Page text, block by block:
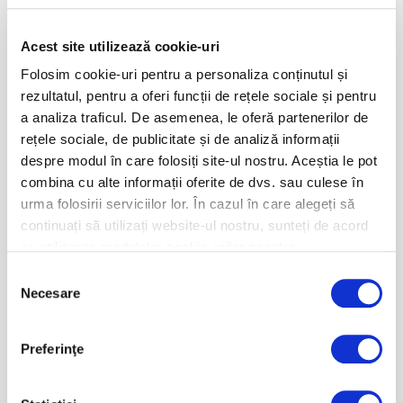
Acest site utilizează cookie-uri
Folosim cookie-uri pentru a personaliza conținutul și
rezultatul, pentru a oferi funcții de rețele sociale și pentru
a analiza traficul. De asemenea, le oferă partenerilor de
rețele sociale, de publicitate și de analiză informații
despre modul în care folosiți site-ul nostru. Aceștia le pot
combina cu alte informații oferite de dvs. sau culese în
urma folosirii serviciilor lor. În cazul în care alegeți să
continuați să utilizați website-ul nostru, sunteți de acord
consimțământului
Necesare
Preferinţe
imbunatatire semnificativa a stabilitatii la
accelerare si a preciziei la viteze mari.
Pentru a obtine performanta maxima in curse,
Panigale V4 R a fost echipat cu o admisie
frontala dinamica, dezvoltata in colaborare cu
Ducati Corse, care creste cantitatea de aer
aspirata in motor, ridicand astfel puterea (+1,3
CP) si imbunatatind semnificativ performanta
Configurația rezervorului, a seii si a scaritelor
ofera pilotului un sprijin mai bun in timpul
curselor, facilitand adoptarea pozitiei